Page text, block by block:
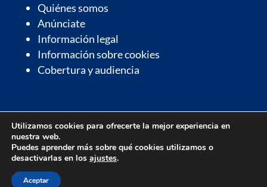
Quiénes somos
Anúnciate
Información legal
Información sobre cookies
Cobertura y audiencia
Información de interés
Contactos de interés
Farmacias de guardia
Parrilla de programación
Utilizamos cookies para ofrecerte la mejor experiencia en
nuestra web.
Puedes aprender más sobre qué cookies utilizamos o
desactivarlas en los ajustes.
Aceptar